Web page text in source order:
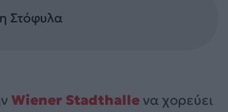
Στόφυλα
Wiener Stadthalle να χορεύει